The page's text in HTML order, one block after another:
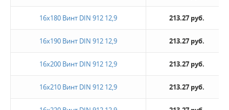
16х180 Винт DIN 912 12,9 213.27 руб.
16х190 Винт DIN 912 12,9 213.27 руб.
16х200 Винт DIN 912 12,9 213.27 руб.
16х210 Винт DIN 912 12,9 213.27 руб.